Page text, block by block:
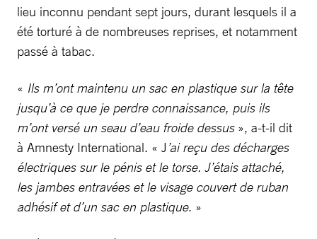
lieu inconnu pendant sept jours, durant lesquels il a
été torturé à de nombreuses reprises, et notamment
passé à tabac.
« Ils m’ont maintenu un sac en plastique sur la tête
jusqu’à ce que je perdre connaissance, puis ils
m’ont versé un seau d’eau froide dessus», a-t-il dit
à Amnesty International. « J ’ai reçu des décharges
électriques sur le pénis et le torse. J’étais attaché,
les jambes entravées et le visage couvert de ruban
adhésif et d’un sac en plastique. »